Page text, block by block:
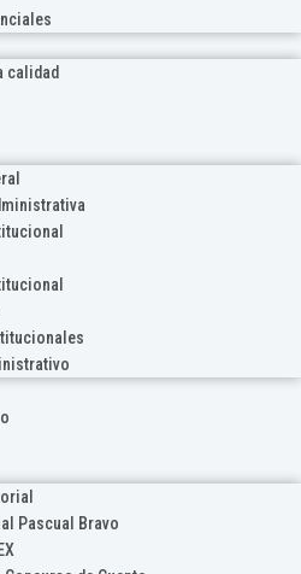
calidad
Pascual Bravo